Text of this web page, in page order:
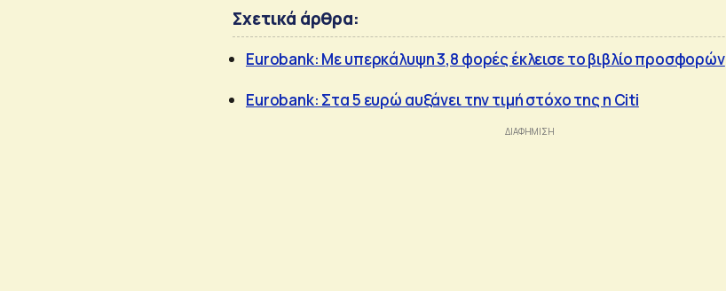
Σχετικά άρθρα:
Eurobank: Με υπερκάλυψη 3,8 φορές έκλεισε το βιβλίο προσφορών
Eurobank: Στα 5 ευρώ αυξάνει την τιμή στόχο της η Citi